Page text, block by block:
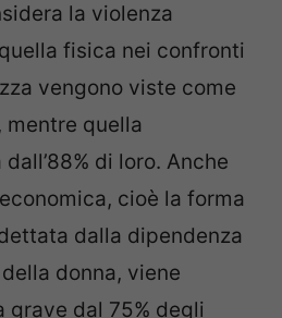
la violenza
fisica nei confronti
vengono viste come
mentre quella
di loro. Anche
cioè la forma
dalla dipendenza
donna, viene
grave dal 75% degli